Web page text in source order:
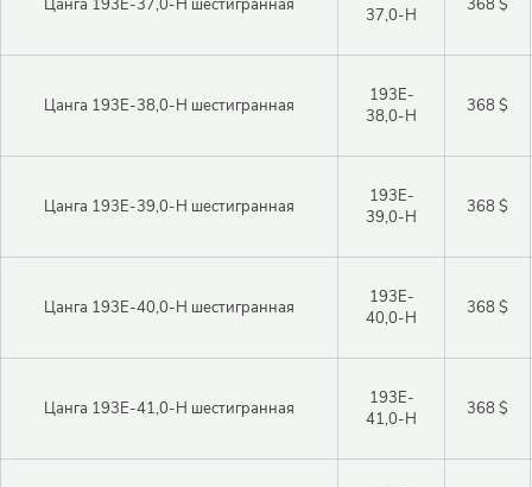
Цанга 193E-37,0-H шестигранная
37,0-H
368 $
Цанга 193E-38,0-H шестигранная
193E-
38,0-H
368 $
Цанга 193E-39,0-H шестигранная
193E-
39,0-H
368 $
Цанга 193E-40,0-H шестигранная
193E-
40,0-H
368 $
Цанга 193E-41,0-H шестигранная
193E-
41,0-H
368 $
Войти в личный кабинет
Авторизация